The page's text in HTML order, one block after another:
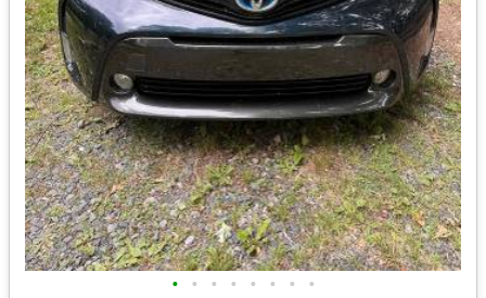
• • • • • • • •